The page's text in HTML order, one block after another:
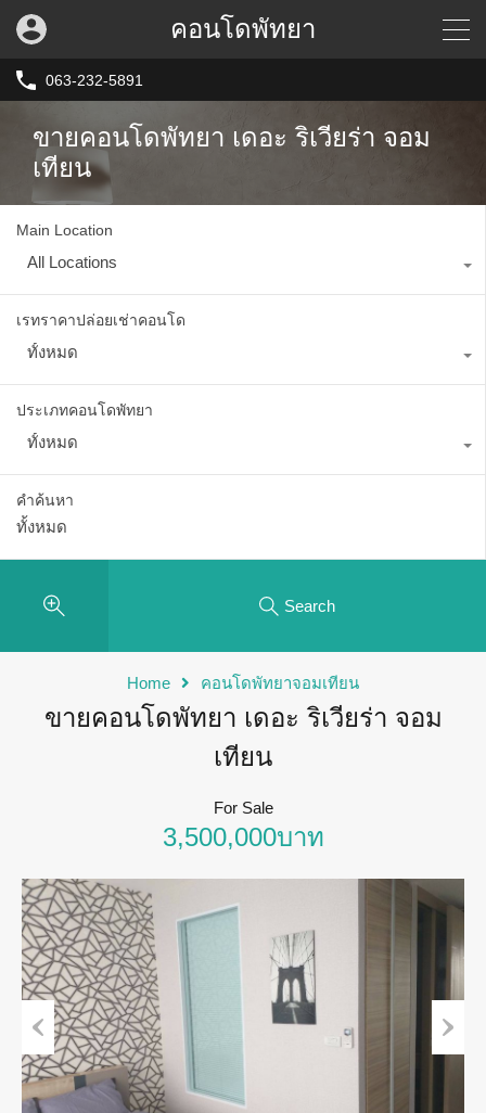
คอนโดพัทยา
063-232-5891
ขายคอนโดพัทยา เดอะ ริเวียร่า จอม
เทียน
Main Location
All Locations
เรทราคาปล่อยเช่าคอนโด
ทั้งหมด
ประเภทคอนโดพัทยา
ทั้งหมด
คำค้นหา
Search
Home คอนโดพัทยาจอมเทียน
ขายคอนโดพัทยา เดอะ ริเวียร่า จอม
เทียน
For Sale
3,500,000บาท
Previous